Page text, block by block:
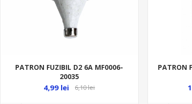
PATRON FUZIBIL D2 6A MF0006-
20035
4,99 lei 6,10 lei
PATRON